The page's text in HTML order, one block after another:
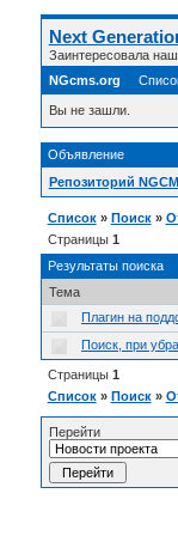
Next
Заинтересовала
NGcms.org
Вы не зашли.
Объявление
Репозиторий
Список » Поиск »
Страницы 1
Результаты поиска
Тема
Плагин на
Поиск, при
Страницы 1
Список » Поиск »
Перейти